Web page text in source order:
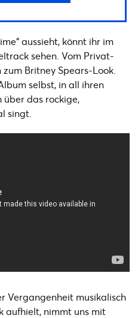
aussieht, könnt ihr im
sehen. Vom Privat-
Britney Spears-Look.
selbst, in all ihren
über das rockige,
singt.
Vergangenheit musikalisch
aufhielt, nimmt uns mit